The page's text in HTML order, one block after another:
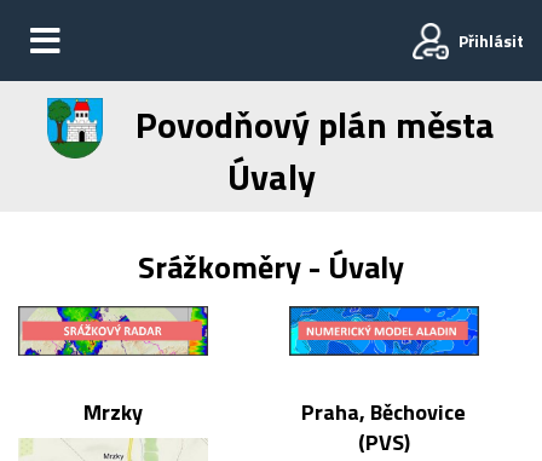
Přihlásit
Povodňový plán města
Úvaly
Srážkoměry - Úvaly
Mrzky
Praha, Běchovice
(PVS)